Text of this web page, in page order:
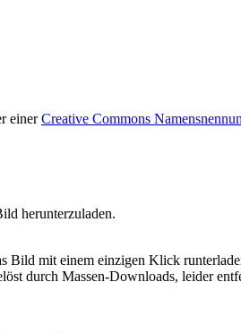
einerCreative Commons
herunterzuladen.
Bild mit einem einzigen Klick
durch Massen-Downloads, leider